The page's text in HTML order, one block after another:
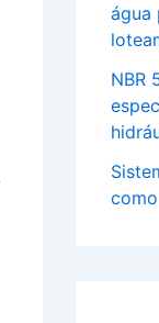
água
NBR